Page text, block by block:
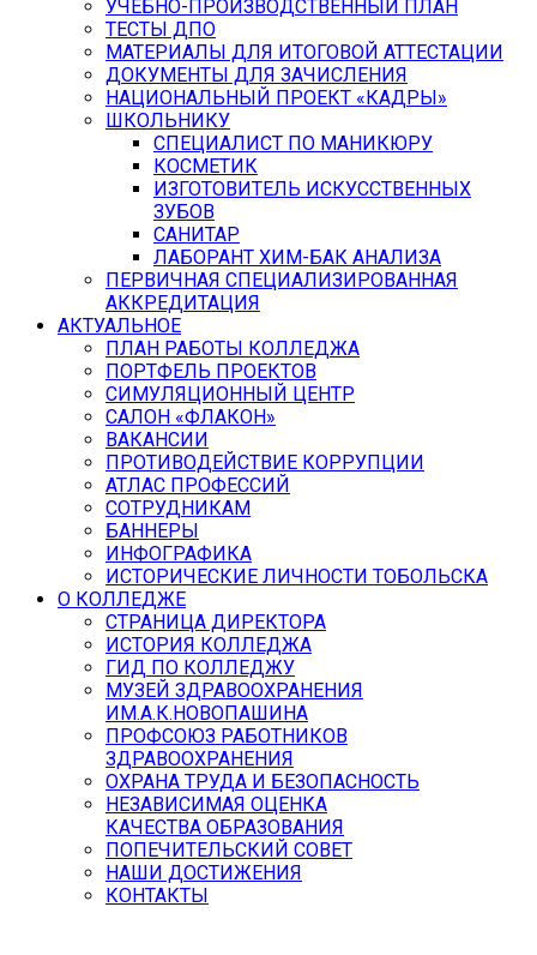
УЧЕБНО-ПРОИЗВОДСТВЕННЫЙ ПЛАН
ТЕСТЫ ДПО
МАТЕРИАЛЫ ДЛЯ ИТОГОВОЙ АТТЕСТАЦИИ
ДОКУМЕНТЫ ДЛЯ ЗАЧИСЛЕНИЯ
НАЦИОНАЛЬНЫЙ ПРОЕКТ «КАДРЫ»
ШКОЛЬНИКУ
СПЕЦИАЛИСТ ПО МАНИКЮРУ
КОСМЕТИК
ИЗГОТОВИТЕЛЬ ИСКУССТВЕННЫХ
ЗУБОВ
САНИТАР
ЛАБОРАНТ ХИМ-БАК АНАЛИЗА
ПЕРВИЧНАЯ СПЕЦИАЛИЗИРОВАННАЯ
АККРЕДИТАЦИЯ
АКТУАЛЬНОЕ
ПЛАН РАБОТЫ КОЛЛЕДЖА
ПОРТФЕЛЬ ПРОЕКТОВ
СИМУЛЯЦИОННЫЙ ЦЕНТР
САЛОН «ФЛАКОН»
ВАКАНСИИ
ПРОТИВОДЕЙСТВИЕ КОРРУПЦИИ
АТЛАС ПРОФЕССИЙ
СОТРУДНИКАМ
БАННЕРЫ
ИНФОГРАФИКА
ИСТОРИЧЕСКИЕ ЛИЧНОСТИ ТОБОЛЬСКА
О КОЛЛЕДЖЕ
СТРАНИЦА ДИРЕКТОРА
ИСТОРИЯ КОЛЛЕДЖА
ГИД ПО КОЛЛЕДЖУ
МУЗЕЙ ЗДРАВООХРАНЕНИЯ
ИМ.А.К.НОВОПАШИНА
ПРОФСОЮЗ РАБОТНИКОВ
ЗДРАВООХРАНЕНИЯ
ОХРАНА ТРУДА И БЕЗОПАСНОСТЬ
НЕЗАВИСИМАЯ ОЦЕНКА
КАЧЕСТВА ОБРАЗОВАНИЯ
ПОПЕЧИТЕЛЬСКИЙ СОВЕТ
НАШИ ДОСТИЖЕНИЯ
КОНТАКТЫ